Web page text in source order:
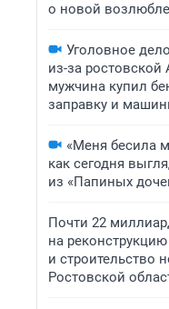
о новой
Уголовное
из-за ростовской
мужчина купил
заправку и
«Меня бесила
как сегодня
из «Папиных
Почти 22
на
и строительство
Ростовской